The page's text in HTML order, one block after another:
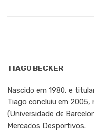
TIAGO BECKER
Nascido em 1980, e
Tiago concluiu em
(Universidade de
Mercados Desportivos.